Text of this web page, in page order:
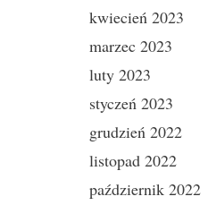
kwiecień 2023
marzec 2023
luty 2023
styczeń 2023
grudzień 2022
listopad 2022
październik 2022